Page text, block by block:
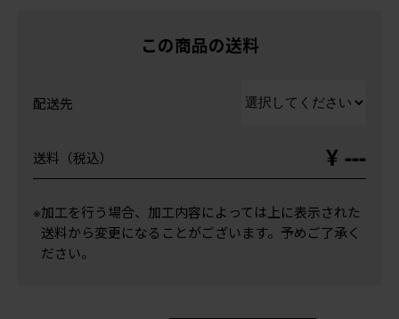
この商品の送料
配送先
送料（税込） ¥ ---
※加工を行う場合、加工内容によっては上に表示された
送料から変更になることがございます。予めご了承く
ださい。